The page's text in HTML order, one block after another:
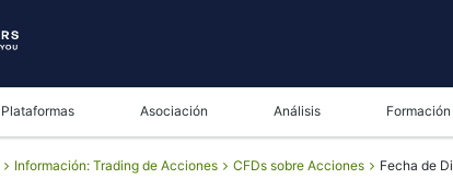
Plataformas Asociación Análisis Formación
Información: Trading de Acciones CFDs sobre Acciones Fecha de